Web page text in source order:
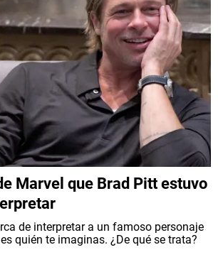
Marvel que Brad Pitt estuvo
de interpretar a un famoso personaje
quién te imaginas. ¿De qué se trata?